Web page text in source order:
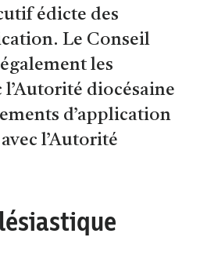
édicte des
Le Conseil
les
l’Autorité diocésaine
d’application
l’Autorité